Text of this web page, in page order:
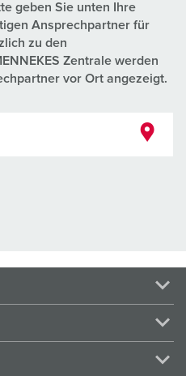
geben Sie unten Ihre
Ansprechpartner für
zu den
Zentrale werden
vor Ort angezeigt.